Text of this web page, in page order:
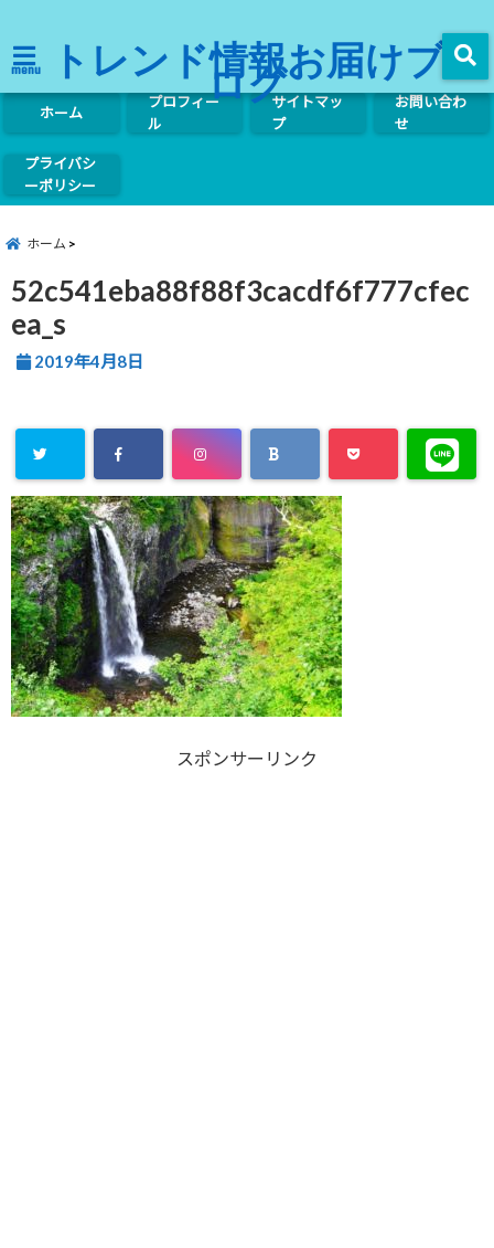
menu トレンド情報お届けブ
ログ
ホーム
プロフィー
ル
サイトマッ
プ
お問い合わ
せ
プライバシ
ーポリシー
ホーム
52c541eba88f88f3cacdf6f777cfec
ea_s
2019年4月8日
スポンサーリンク